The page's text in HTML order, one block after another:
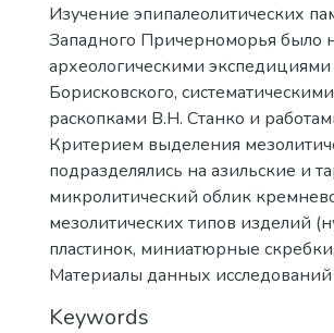
Изучение эпипалеолитических
Западного Причерноморья было
археологическими
Борисковского,
раскопками В.Н. Станко и
Критерием выделения
подразделялись на азильские и
микролитический облик
мезолитических типов изделий
пластинок, миниатюрные
Материалы данных
Keywords